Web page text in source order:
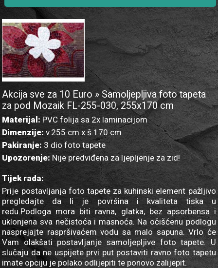
Akcija sve za 10 Euro » Samoljepljiva foto tapeta
za pod Mozaik FL-255-030, 255x170 cm
Materijal: PVC folija sa 2x laminacijom
Dimenzije: v.255 cm x š.170 cm
Pakiranje: 3 dio foto tapete
Upozorenje: Nije predviđena za ljepljenje za zid!
Tijek rada:
Prije postavljanja foto tapete za kuhinski element pažljivo
pregledajte da li je površina i kvaliteta tiska u
redu.Podloga mora biti ravna, glatka, bez apsorbensa i
uklonjena sva nečistoća i masnoća. Na očišćenu podlogu
nasprejajte raspršivaćem vodu sa malo sapuna. Vrlo će
Vam olakšati postavljanje samoljepljive foto tapete. U
slučaju da ne uspijete prvi put postaviti ravno foto tapetu
imate opciju je polako odlijepiti te ponovo zalijepit.